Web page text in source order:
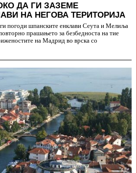
ДА ГИ ЗАЗЕМЕ
НА НЕГОВА ТЕРИТОРИЈА
погоди шпанските енклави Сеута и Мелиља
прашањето за безбедноста на тие
на Мадрид во врска со